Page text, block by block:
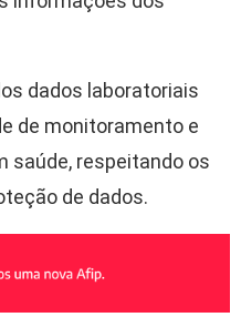
dados laboratoriais
de monitoramento e
saúde, respeitando os
de dados.